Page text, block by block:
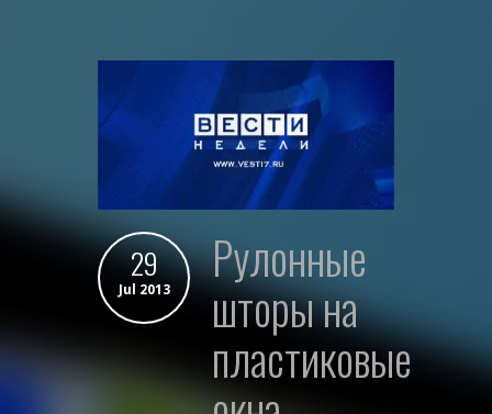
29
Jul 2013 рулонные
шторы на
пластиковые